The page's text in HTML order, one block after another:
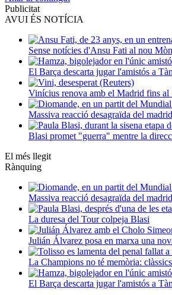
Publicitat
AVUI ÉS NOTÍCIA
Sense notícies d'Ansu Fati al nou
El Barça descarta jugar l'amistós a
Vinícius renova amb el Madrid fins al
Massiva reacció desagraïda del
Blasi promet "guerra" mentre la
El més llegit
Rànquing
Massiva reacció desagraïda del
La duresa del Tour colpeja Blasi
Julián Álvarez posa en marxa una
La Champions no té memòria:
El Barça descarta jugar l'amistós a